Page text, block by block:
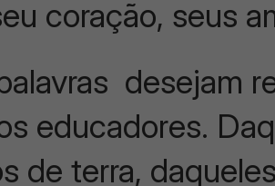
coração, seus
desejam
educadores.
de terra,